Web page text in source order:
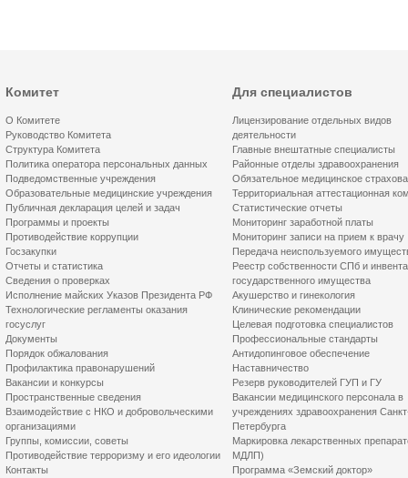
Комитет
О Комитете
Руководство Комитета
Структура Комитета
Политика оператора персональных данных
Подведомственные учреждения
Образовательные медицинские учреждения
Публичная декларация целей и задач
Программы и проекты
Противодействие коррупции
Госзакупки
Отчеты и статистика
Сведения о проверках
Исполнение майских Указов Президента РФ
Технологические регламенты оказания
госуслуг
Документы
Порядок обжалования
Профилактика правонарушений
Вакансии и конкурсы
Пространственные сведения
Взаимодействие с НКО и добровольческими
организациями
Группы, комиссии, советы
Противодействие терроризму и его идеологии
Контакты
Для специалистов
Лицензирование отдельных видов
деятельности
Главные внештатные специалисты
Районные отделы здравоохранения
Обязательное медицинское
Территориальная аттестационная
Статистические отчеты
Мониторинг заработной платы
Мониторинг записи на прием к врачу
Передача неиспользуемого
Реестр собственности СПб и
государственного имущества
Акушерство и гинекология
Клинические рекомендации
Целевая подготовка специалистов
Профессиональные стандарты
Антидопинговое обеспечение
Наставничество
Резерв руководителей ГУП и ГУ
Вакансии медицинского персонала в
учреждениях здравоохранения
Петербурга
Маркировка лекарственных
МДЛП)
Программа «Земский доктор»